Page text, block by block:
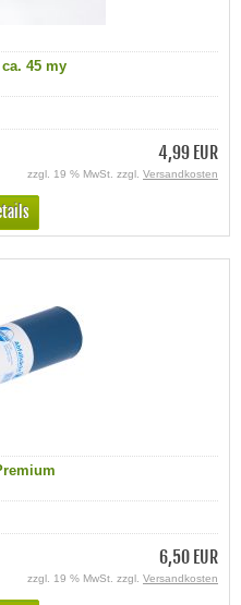
45 my
4,99 EUR
zzgl. 19 % MwSt. zzgl. Versandkosten
6,50 EUR
zzgl. 19 % MwSt. zzgl. Versandkosten